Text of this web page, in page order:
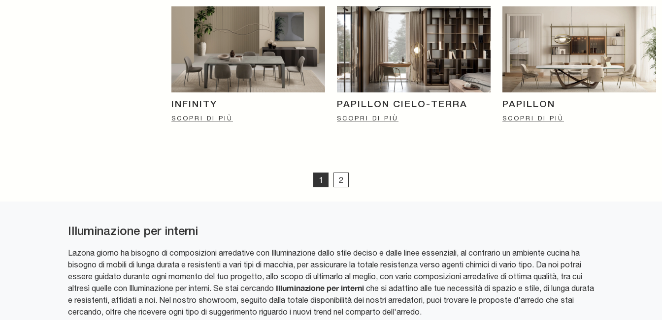
INFINITY
SCOPRI DI PIÙ
PAPILLON CIELO-TERRA
SCOPRI DI PIÙ
PAPILLON
SCOPRI DI PIÙ
1 2
Illuminazione per interni
Lazona giorno ha bisogno di composizioni arredative con Illuminazione dallo stile deciso e dalle linee essenziali, al contrario un ambiente cucina ha
bisogno di mobili di lunga durata e resistenti a vari tipi di macchia, per assicurare la totale resistenza verso agenti chimici di vario tipo. Da noi potrai
essere guidato durante ogni momento del tuo progetto, allo scopo di ultimarlo al meglio, con varie composizioni arredative di ottima qualità, tra cui
altresì quelle con Illuminazione per interni. Se stai cercando Illuminazione per interni che si adattino alle tue necessità di spazio e stile, di lunga durata
e resistenti, affidati a noi. Nel nostro showroom, seguito dalla totale disponibilità dei nostri arredatori, puoi trovare le proposte d'arredo che stai
cercando, oltre che ricevere ogni tipo di suggerimento riguardo i nuovi trend nel comparto dell'arredo.